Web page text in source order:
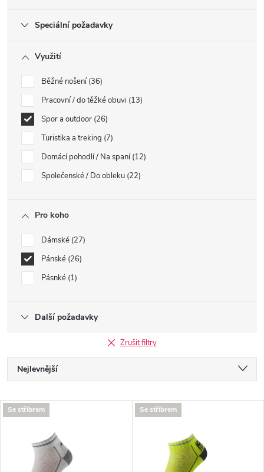
Speciální požadavky
Využití
Běžné nošení 36
Pracovní / do těžké obuvi 13
Spor a outdoor 26
Turistika a treking 7
Domácí pohodlí / Na spaní 12
Společenské / Do obleku 22
Pro koho
Dámské 27
Pánské 26
Pásnké 1
Další požadavky
Zrušit filtry
Ř
a
Nejlevnější
Nejprodávanější
Abecedně
V
Se stříbrem Se stříbrem